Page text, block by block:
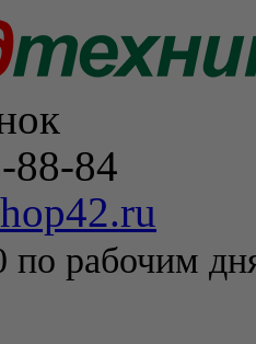
88-84
по рабочим